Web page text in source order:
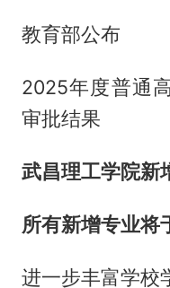
教育部公布
2025年度普通
审批结果
武昌理工学院新
所有新增专业将
进一步丰富学校